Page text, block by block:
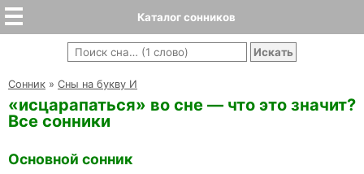
Каталог сонников
Cонник » Сны на букву И
«исцарапаться» во сне — что это значит?
Все сонники
Основной сонник